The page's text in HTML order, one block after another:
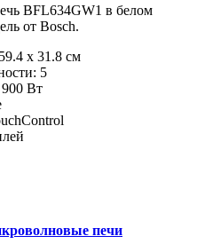
BFL634GW1 в белом
от Bosch.
x 31.8 см
5
Вт
печи